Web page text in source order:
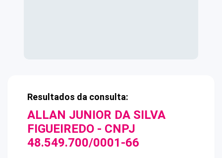
Resultados da consulta:
ALLAN JUNIOR DA SILVA
FIGUEIREDO - CNPJ
48.549.700/0001-66